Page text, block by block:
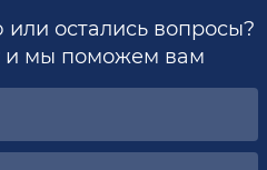
остались вопросы?
и мы поможем вам